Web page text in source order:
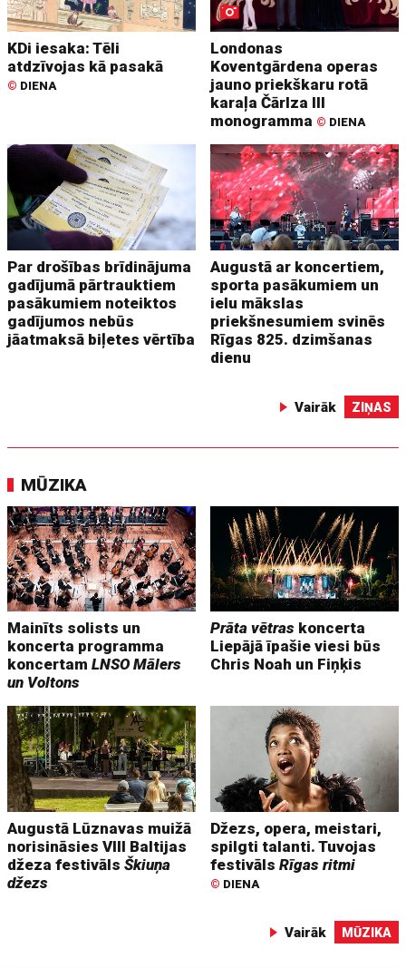
KDi iesaka: Tēli
atdzīvojas kā pasakā
© DIENA
Londonas
Koventgārdena operas
jauno priekškaru rotā
karaļa Čārlza III
monogramma © DIENA
Par drošības brīdinājuma
gadījumā pārtrauktiem
pasākumiem noteiktos
gadījumos nebūs
jāatmaksā biļetes vērtība
Augustā ar koncertiem,
sporta pasākumiem un
ielu mākslas
priekšnesumiem svinēs
Rīgas 825. dzimšanas
dienu
Vairāk ZIŅAS
MŪZIKA
Mainīts solists un
koncerta programma
koncertamLNSO Mālers
un Voltons
Prāta vētras koncerta
Liepājā īpašie viesi būs
Chris Noah un Fiņķis
Augustā Lūznavas muižā
norisināsies VIII Baltijas
džeza festivālsŠkiuņa
džezs
Džezs, opera, meistari,
spilgti talanti. Tuvojas
festivālsRīgas ritmi
© DIENA
Vairāk MŪZIKA